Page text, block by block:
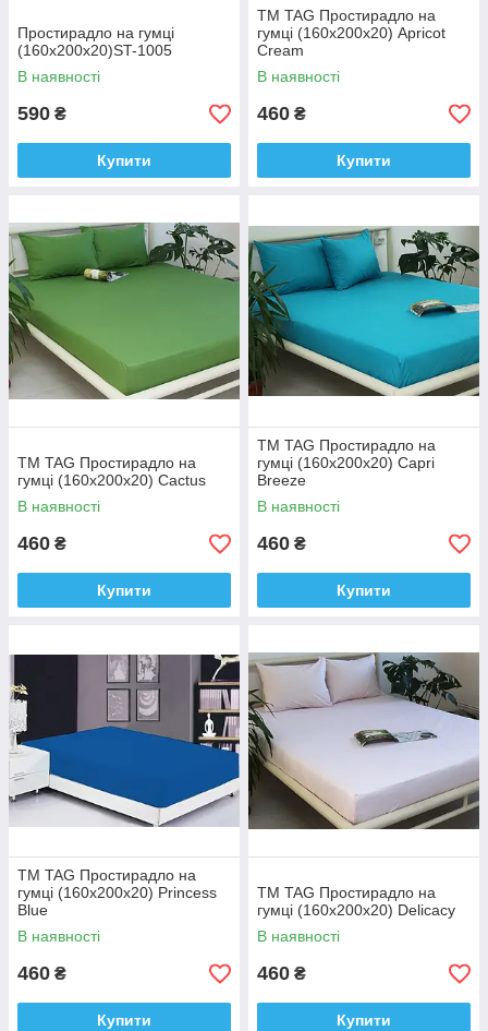
Простирадло на гумці
(160х200х20)ST-1005
В наявності
590 ₴
Купити
ТМ TAG Простирадло на
гумці (160х200х20) Apricot
Cream
В наявності
460 ₴
Купити
ТМ TAG Простирадло на
гумці (160х200х20) Cactus
В наявності
460 ₴
Купити
ТМ TAG Простирадло на
гумці (160х200х20) Capri
Breeze
В наявності
460 ₴
Купити
ТМ TAG Простирадло на
гумці (160х200х20) Princess
Blue
В наявності
460 ₴
Купити
ТМ TAG Простирадло на
гумці (160х200х20) Delicacy
В наявності
460 ₴
Купити